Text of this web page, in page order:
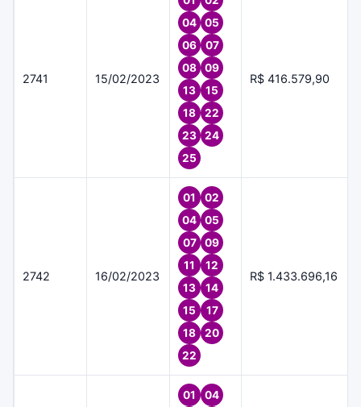
2741 15/02/2023
04
05
06
07
08
09
13
15
18
22
23
24
25
R$ 416.579,90
2742 16/02/2023
01
02
04
05
07
09
11
12
13
14
15
17
18
20
22
R$ 1.433.696,16
01 04